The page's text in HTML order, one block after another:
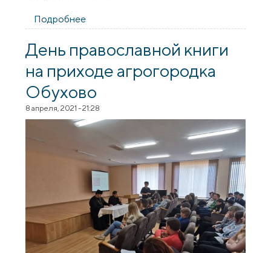
Подробнее
воспитанников воскресной школы на
приходе агрогородка Обухово
День православной книги
на приходе агрогородка
Обухово
8 апреля, 2021 - 21:28